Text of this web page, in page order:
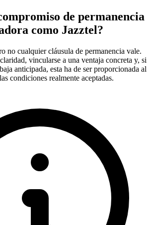
de permanencia
como Jazztel?
no cualquier cláusula de permanencia vale.
vincularse a una ventaja concreta y, si
anticipada, esta ha de ser proporcionada al
condiciones realmente aceptadas.